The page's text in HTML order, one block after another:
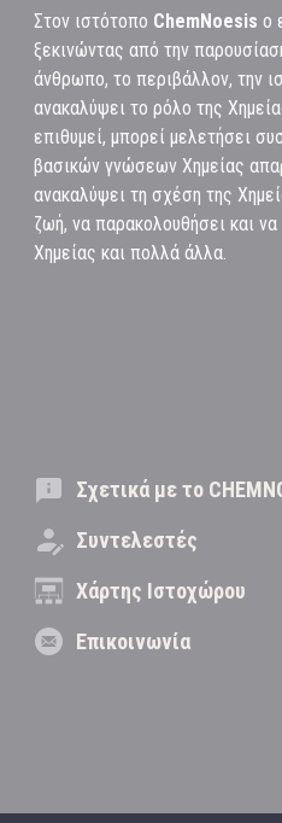
Στον ιστότοπο ChemNoesis ο
ξεκινώντας από την
άνθρωπο, το περιβάλλον, την
ανακαλύψει το ρόλο της
επιθυμεί, μπορεί μελετήσει
βασικών γνώσεων Χημείας
ανακαλύψει τη σχέση της
ζωή, να παρακολουθήσει και
Χημείας και πολλά άλλα.
Σχετικά με το
Συντελεστές
Χάρτης Ιστοχώρου
Επικοινωνία